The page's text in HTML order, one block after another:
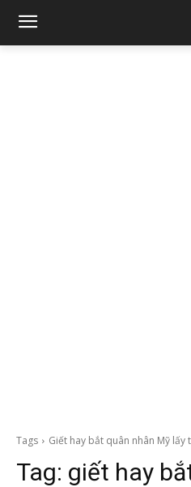
Tags Giết hay bắt quân nhân Mỹ lấy
Tag: giết hay